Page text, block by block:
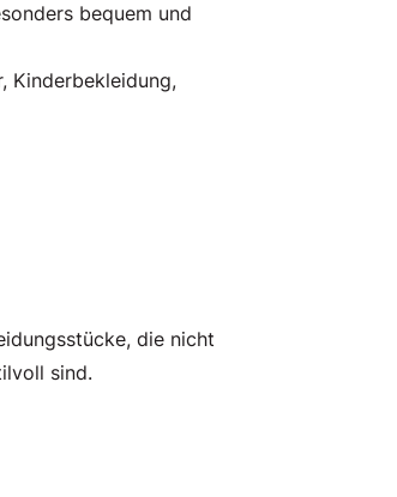
bequem und
Kinderbekleidung,
die nicht
sind.